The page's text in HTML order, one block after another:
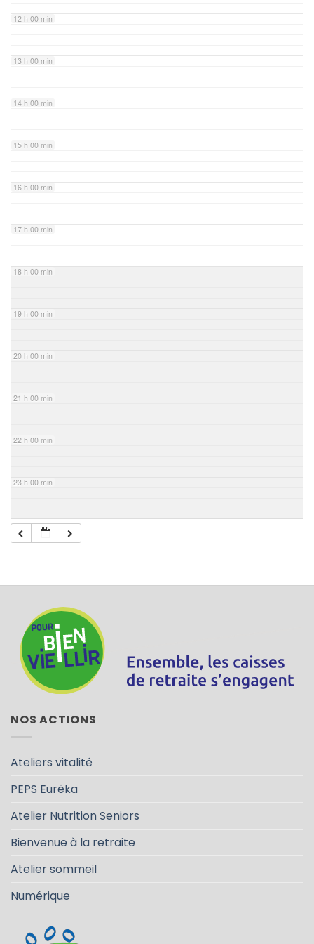
12 h 00 min
13 h 00 min
14 h 00 min
15 h 00 min
16 h 00 min
17 h 00 min
18 h 00 min
19 h 00 min
20 h 00 min
21 h 00 min
22 h 00 min
23 h 00 min
NOS ACTIONS
Ateliers vitalité
PEPS Eurêka
Atelier Nutrition Seniors
Bienvenue à la retraite
Atelier sommeil
Numérique